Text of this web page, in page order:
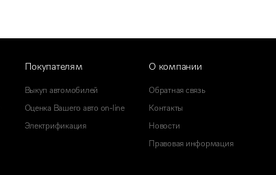
Покупателям
Выкуп автомобилей
Оценка Вашего авто on-line
Электрификация
О компании
Обратная связь
Контакты
Новости
Правовая информация